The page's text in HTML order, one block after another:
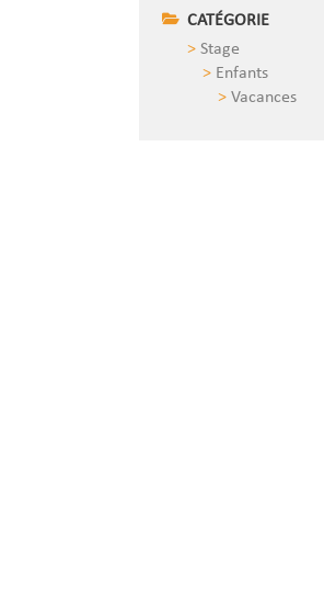
CATÉGORIE
Stage
Enfants
Vacances